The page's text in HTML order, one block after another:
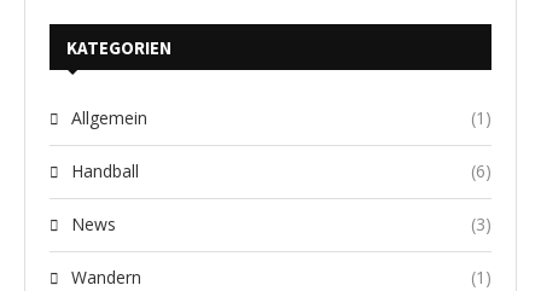
KATEGORIEN
Allgemein (1)
Handball (6)
News (3)
Wandern (1)